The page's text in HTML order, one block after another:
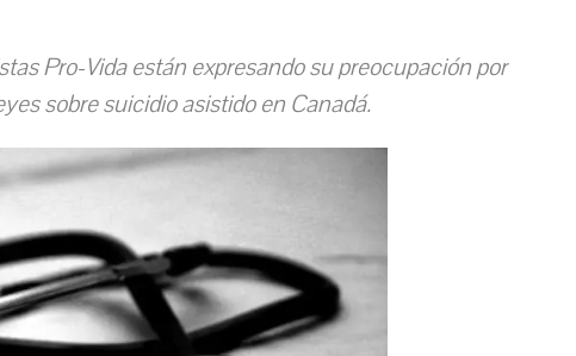
Pro-Vida están expresando su preocupación por
sobre suicidio asistido en Canadá.